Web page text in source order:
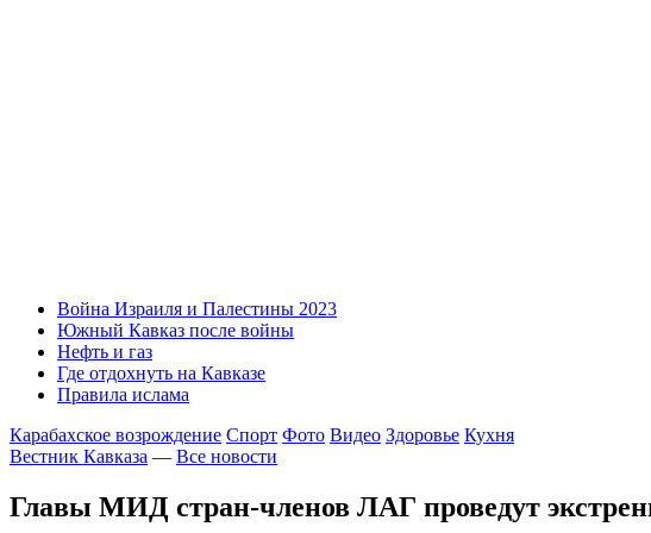
Война Израиля и Палестины 2023
Южный Кавказ после войны
Нефть и газ
Где отдохнуть на Кавказе
Правила ислама
Карабахское возрождение Спорт Фото Видео Здоровье Кухня
Вестник Кавказа — Все новости
Главы МИД стран-членов ЛАГ проведут